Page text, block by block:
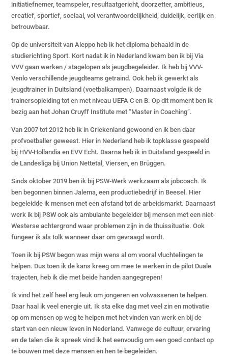
initiatiefnemer, teamspeler, resultaatgericht, doorzetter, ambitieus,
creatief, sportief, sociaal, vol verantwoordelijkheid, duidelijk, eerlijk en
betrouwbaar.
Op de universiteit van Aleppo heb ik het diploma behaald in de
studierichting Sport. Kort nadat ik in Nederland kwam ben ik bij Via
VVV gaan werken / stagelopen als jeugdbegeleider. Ik heb bij VVV-
Venlo verschillende jeugdteams getraind. Ook heb ik gewerkt als
jeugdtrainer in Duitsland (voetbalkampen). Daarnaast volgde ik de
trainersopleiding tot en met niveau UEFA C en B. Op dit moment ben ik
bezig aan het Johan Cruyff Institute met “Master in Coaching”.
Van 2007 tot 2012 heb ik in Griekenland gewoond en ik ben daar
profvoetballer geweest. Hier in Nederland heb ik topklasse gespeeld
bij HVV-Hollandia en EVV Echt. Daarna heb ik in Duitsland gespeeld in
de Landesliga bij Union Nettetal, Viersen, en Brüggen.
Sinds oktober 2019 ben ik bij PSW-Werk werkzaam als jobcoach. Ik
ben begonnen binnen Jalema, een productiebedrijf in Beesel. Hier
begeleidde ik mensen met een afstand tot de arbeidsmarkt. Daarnaast
werk ik bij PSW ook als ambulante begeleider bij mensen met een niet-
Westerse achtergrond waar problemen zijn in de thuissituatie. Ook
fungeer ik als tolk wanneer daar om gevraagd wordt.
Toen ik bij PSW begon was mijn wens al om vooral vluchtelingen te
helpen. Dus toen ik de kans kreeg om mee te werken in de pilot Duale
trajecten, heb ik die met beide handen aangegrepen!
Ik vind het zelf heel erg leuk om jongeren en volwassenen te helpen.
Daar haal ik veel energie uit. Ik sta elke dag met veel zin en motivatie
op om mensen op weg te helpen met het vinden van werk en bij de
start van een nieuw leven in Nederland. Vanwege de cultuur, ervaring
en de talen die ik spreek vind ik het eenvoudig om een goed contact op
te bouwen met deze mensen en hen te begeleiden.